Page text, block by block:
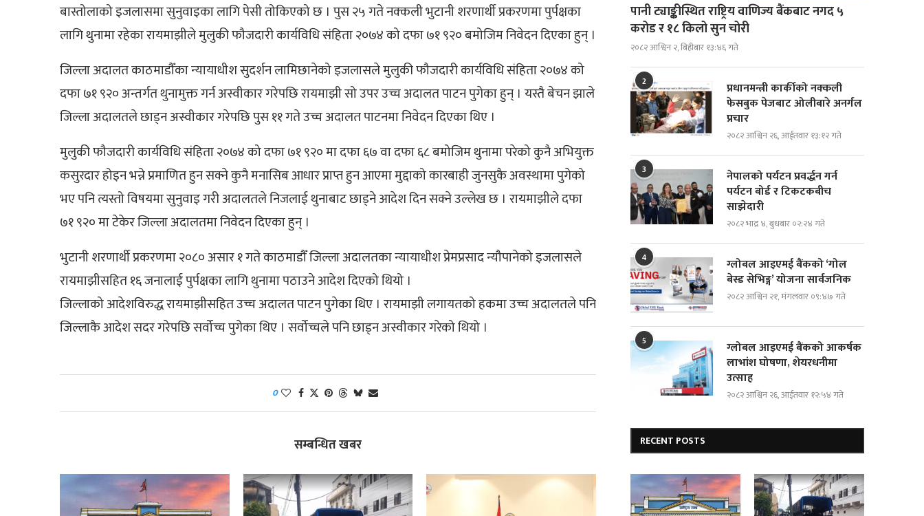
बास्तोलाको इजलासमा सुनुवाइका लागि पेसी तोकिएको छ । पुस २५ गते नक्कली भुटानी शरणार्थी प्रकरणमा पुर्पक्षका
लागि थुनामा रहेका रायमाझीले मुलुकी फौजदारी कार्यविधि संहिता २०७४ को दफा ७१ ९२० बमोजिम निवेदन दिएका हुन् ।
जिल्ला अदालत काठमाडौँका न्यायाधीश सुदर्शन लामिछानेको इजलासले मुलुकी फौजदारी कार्यविधि संहिता २०७४ को
दफा ७१ ९२० अन्तर्गत थुनामुक्त गर्न अस्वीकार गरेपछि रायमाझी सो उपर उच्च अदालत पाटन पुगेका हुन् । यस्तै बेचन झाले
जिल्ला अदालतले छाड्न अस्वीकार गरेपछि पुस ११ गते उच्च अदालत पाटनमा निवेदन दिएका थिए ।
मुलुकी फौजदारी कार्यविधि संहिता २०७४ को दफा ७१ ९२० मा दफा ६७ वा दफा ६८ बमोजिम थुनामा परेको कुनै अभियुक्त
कसुरदार होइन भन्ने प्रमाणित हुन सक्ने कुनै मनासिब आधार प्राप्त हुन आएमा मुद्दाको कारबाही जुनसुकै अवस्थामा पुगेको
भए पनि त्यस्तो विषयमा सुनुवाइ गरी अदालतले निजलाई थुनाबाट छाड्ने आदेश दिन सक्ने उल्लेख छ । रायमाझीले दफा
७१ ९२० मा टेकेर जिल्ला अदालतमा निवेदन दिएका हुन् ।
भुटानी शरणार्थी प्रकरणमा २०८० असार १ गते काठमाडौँ जिल्ला अदालतका न्यायाधीश प्रेमप्रसाद न्यौपानेको इजलासले
रायमाझीसहित १६ जनालाई पुर्पक्षका लागि थुनामा पठाउने आदेश दिएको थियो ।
जिल्लाको आदेशविरुद्ध रायमाझीसहित उच्च अदालत पाटन पुगेका थिए । रायमाझी लगायतको हकमा उच्च अदालतले पनि
जिल्लाकै आदेश सदर गरेपछि सर्वोच्च पुगेका थिए । सर्वोच्चले पनि छाड्न अस्वीकार गरेको थियो ।
0
सम्बन्धित खबर
पानी ट्याङ्कीस्थित राष्ट्रिय वाणिज्य बैंकबाट नगद ५
करोड र १८ किलो सुन चोरी
२०८२ आश्विन २, बिहीबार १३:४६ गते
2
प्रधानमन्त्री कार्कीको नक्कली
फेसबुक पेजबाट ओलीबारे अनर्गल
प्रचार
२०८२ आश्विन २६, आईतवार १३:१२ गते
3
नेपालको पर्यटन प्रवर्द्धन गर्न
पर्यटन बोर्ड र टिकटकबीच
साझेदारी
२०८२ भाद्र ४, बुधबार ०२:२४ गते
4
ग्लोबल आइएमई बैंकको ‘गोल
बेस्ड सेभिङ्ग’ योजना सार्वजनिक
२०८२ आश्विन २१, मंगलवार ०९:४७ गते
5
ग्लोबल आइएमई बैंकको आकर्षक
लाभांश घोषणा, शेयरधनीमा
उत्साह
२०८२ आश्विन २६, आईतवार १२:५४ गते
RECENT POSTS